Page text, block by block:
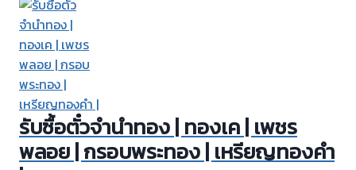
รับซื้อตั๋วจำนำทอง | ทองเค | เพชร
พลอย | กรอบพระทอง | เหรียญทองคำ